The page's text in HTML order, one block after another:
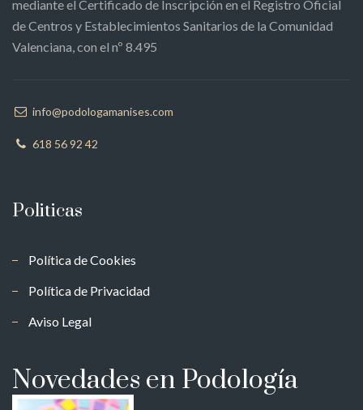
mediante el Certificado de Inscripción en el Registro Oficial
de Centros y Establecimientos Sanitarios de la Comunidad
Valenciana, con el nº 8.495
info@podologamanises.com
618 56 92 42
Politicas
Política de Cookies
Política de Privacidad
Aviso Legal
Novedades en Podología